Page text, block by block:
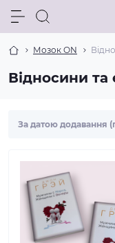
Мозок ON
Відносини та